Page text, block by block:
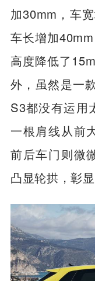
加30mm，车
车长增加
高度降低了
外，虽然是一
S3都没有运用
一根肩线从前
前后车门则微
凸显轮拱，彰显